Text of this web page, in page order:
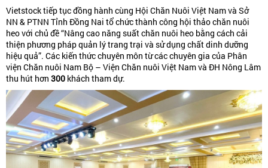
Vietstock tiếp tục đồng hành cùng Hội Chăn Nuôi Việt Nam và Sở
NN & PTNN Tỉnh Đồng Nai tổ chức thành công hội thảo chăn nuôi
heo với chủ đề “Nâng cao năng suất chăn nuôi heo bằng cách cải
thiện phương pháp quản lý trang trại và sử dụng chất dinh dưỡng
hiệu quả”. Các kiến thức chuyên môn từ các chuyên gia của Phân
viện Chăn nuôi Nam Bộ – Viện Chăn nuôi Việt Nam và ĐH Nông Lâm
thu hút hơn 300 khách tham dự.